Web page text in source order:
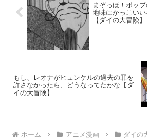
まぞっほ！ポッ
地味にかっこい
【ダイの大冒険】
もし、レオナがヒュンケルの過去の罪を
許さなかったら、どうなってたかな【ダ
イの大冒険】
ホーム アニメ漫画 ダイの